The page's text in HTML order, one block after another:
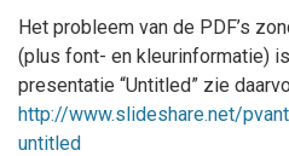
Het probleem van de PDF’s
(plus font- en kleurinformatie)
presentatie “Untitled” zie
http://www.slideshare.net/
untitled